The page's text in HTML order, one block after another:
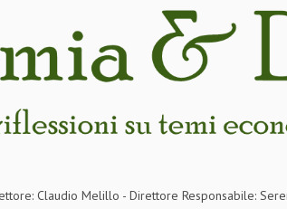
Claudio Melillo - Direttore Responsabile: